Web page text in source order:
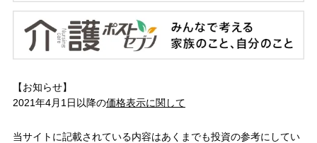
【お知らせ】
2021年4月1日以降の価格表示に関して
当サイトに記載されている内容はあくまでも投資の参考にしてい